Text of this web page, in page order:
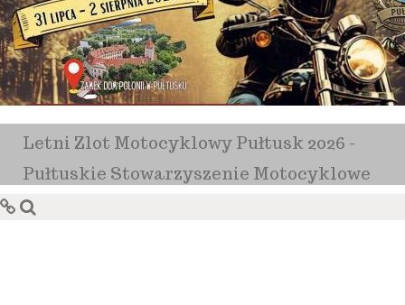
Letni Zlot Motocyklowy Pułtusk 2026 -
Pułtuskie Stowarzyszenie Motocyklowe